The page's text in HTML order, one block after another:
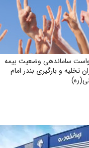
ساماندهی وضعیت بیمه
تخلیه و بارگیری بندر امام